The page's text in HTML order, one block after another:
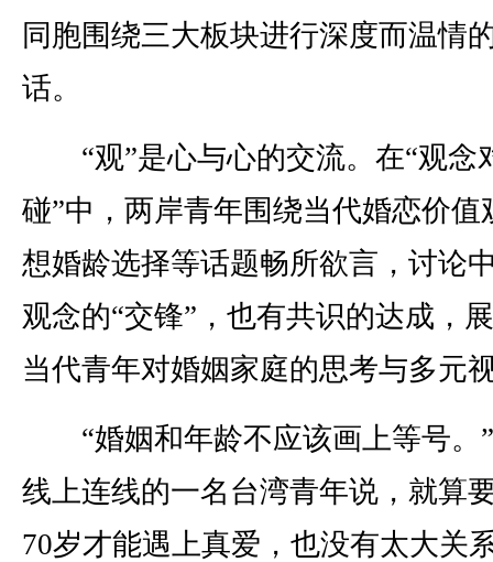
同胞围绕三大板块进行深度而温情
话。
“观”是心与心的交流。在“观念
碰”中，两岸青年围绕当代婚恋价值
想婚龄选择等话题畅所欲言，讨论
观念的“交锋”，也有共识的达成，
当代青年对婚姻家庭的思考与多元
“婚姻和年龄不应该画上等号。
线上连线的一名台湾青年说，就算
70岁才能遇上真爱，也没有太大关